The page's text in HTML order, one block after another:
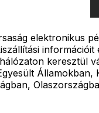
elektronikus
keresztül